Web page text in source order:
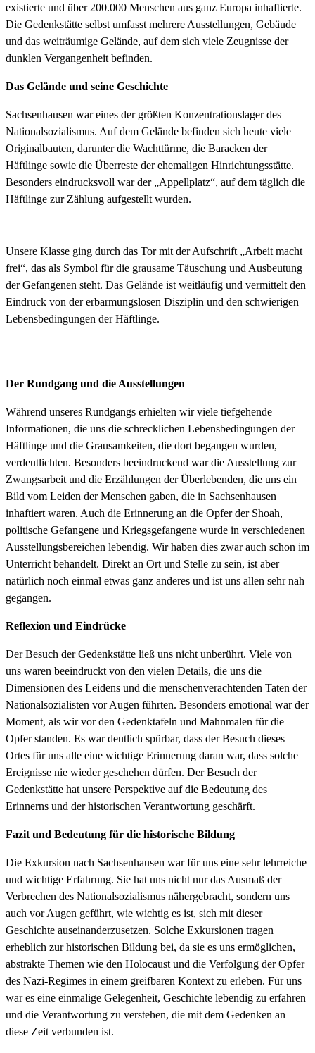
existierte und über 200.000 Menschen aus ganz Europa inhaftierte.
Die Gedenkstätte selbst umfasst mehrere Ausstellungen, Gebäude
und das weiträumige Gelände, auf dem sich viele Zeugnisse der
dunklen Vergangenheit befinden.
Das Gelände und seine Geschichte
Sachsenhausen war eines der größten Konzentrationslager des
Nationalsozialismus. Auf dem Gelände befinden sich heute viele
Originalbauten, darunter die Wachttürme, die Baracken der
Häftlinge sowie die Überreste der ehemaligen Hinrichtungsstätte.
Besonders eindrucksvoll war der „Appellplatz“, auf dem täglich die
Häftlinge zur Zählung aufgestellt wurden.
Unsere Klasse ging durch das Tor mit der Aufschrift „Arbeit macht
frei“, das als Symbol für die grausame Täuschung und Ausbeutung
der Gefangenen steht. Das Gelände ist weitläufig und vermittelt den
Eindruck von der erbarmungslosen Disziplin und den schwierigen
Lebensbedingungen der Häftlinge.
Der Rundgang und die Ausstellungen
Während unseres Rundgangs erhielten wir viele tiefgehende
Informationen, die uns die schrecklichen Lebensbedingungen der
Häftlinge und die Grausamkeiten, die dort begangen wurden,
verdeutlichten. Besonders beeindruckend war die Ausstellung zur
Zwangsarbeit und die Erzählungen der Überlebenden, die uns ein
Bild vom Leiden der Menschen gaben, die in Sachsenhausen
inhaftiert waren. Auch die Erinnerung an die Opfer der Shoah,
politische Gefangene und Kriegsgefangene wurde in verschiedenen
Ausstellungsbereichen lebendig. Wir haben dies zwar auch schon im
Unterricht behandelt. Direkt an Ort und Stelle zu sein, ist aber
natürlich noch einmal etwas ganz anderes und ist uns allen sehr nah
gegangen.
Reflexion und Eindrücke
Der Besuch der Gedenkstätte ließ uns nicht unberührt. Viele von
uns waren beeindruckt von den vielen Details, die uns die
Dimensionen des Leidens und die menschenverachtenden Taten der
Nationalsozialisten vor Augen führten. Besonders emotional war der
Moment, als wir vor den Gedenktafeln und Mahnmalen für die
Opfer standen. Es war deutlich spürbar, dass der Besuch dieses
Ortes für uns alle eine wichtige Erinnerung daran war, dass solche
Ereignisse nie wieder geschehen dürfen. Der Besuch der
Gedenkstätte hat unsere Perspektive auf die Bedeutung des
Erinnerns und der historischen Verantwortung geschärft.
Fazit und Bedeutung für die historische Bildung
Die Exkursion nach Sachsenhausen war für uns eine sehr lehrreiche
und wichtige Erfahrung. Sie hat uns nicht nur das Ausmaß der
Verbrechen des Nationalsozialismus nähergebracht, sondern uns
auch vor Augen geführt, wie wichtig es ist, sich mit dieser
Geschichte auseinanderzusetzen. Solche Exkursionen tragen
erheblich zur historischen Bildung bei, da sie es uns ermöglichen,
abstrakte Themen wie den Holocaust und die Verfolgung der Opfer
des Nazi-Regimes in einem greifbaren Kontext zu erleben. Für uns
war es eine einmalige Gelegenheit, Geschichte lebendig zu erfahren
und die Verantwortung zu verstehen, die mit dem Gedenken an
diese Zeit verbunden ist.